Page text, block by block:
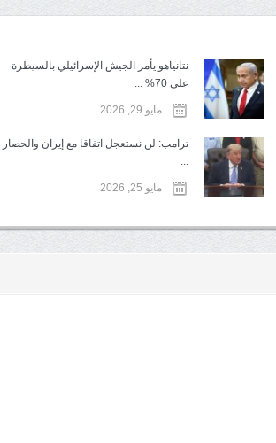
نتانياهو يأمر الجيش الإسرائيلي بالسيطرة
على 70% ...
مايو 29, 2026
ترامب: لن نستعجل اتفاقا مع إيران والحصار
...
مايو 25, 2026